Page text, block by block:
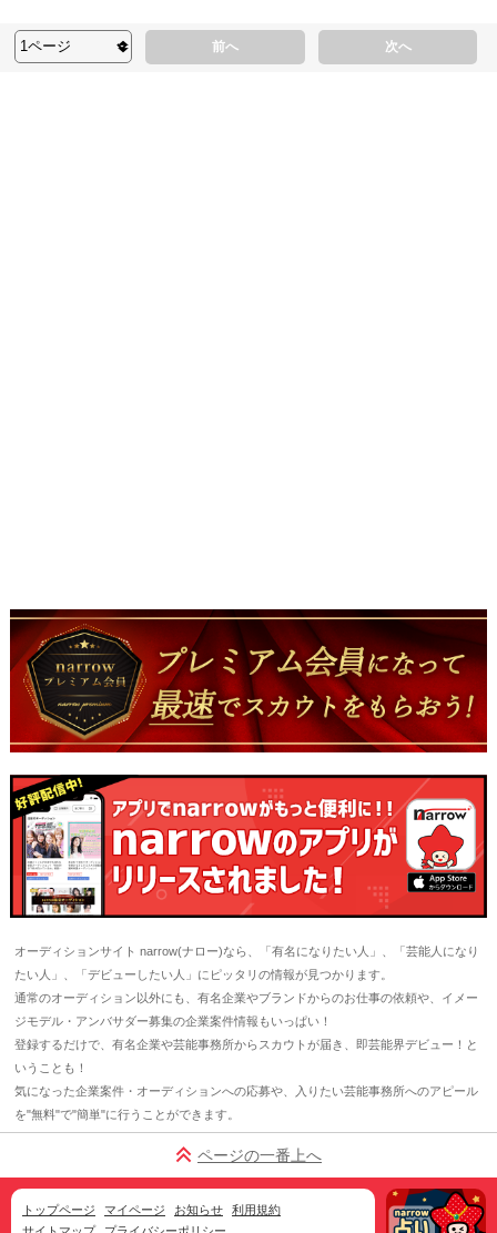
前へ 次へ
オーディションサイト narrow(ナロー)なら、「有名になりたい人」、「芸能人になり
たい人」、「デビューしたい人」にピッタリの情報が見つかります。
通常のオーディション以外にも、有名企業やブランドからのお仕事の依頼や、イメー
ジモデル・アンバサダー募集の企業案件情報もいっぱい！
登録するだけで、有名企業や芸能事務所からスカウトが届き、即芸能界デビュー！と
いうことも！
気になった企業案件・オーディションへの応募や、入りたい芸能事務所へのアピール
を"無料"で"簡単"に行うことができます。
ページの一番上へ
トップページ マイページ お知らせ
利用規約
サイトマップ
プライバシーポリシー